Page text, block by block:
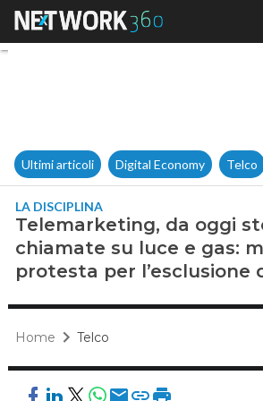
Ultimi articoli Digital Economy Telco
LA DISCIPLINA
Telemarketing, da oggi
chiamate su luce e gas:
protesta per l’esclusione
Home Telco